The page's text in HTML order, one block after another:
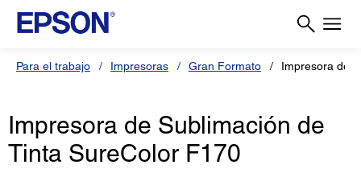
Para el trabajo Impresoras Gran Formato Impresora de
Impresora de Sublimación de
Tinta SureColor F170